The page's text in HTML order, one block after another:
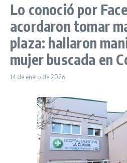
Lo conoció por
acordaron tomar
plaza: hallaron
mujer buscada en
14 de enero de 2026